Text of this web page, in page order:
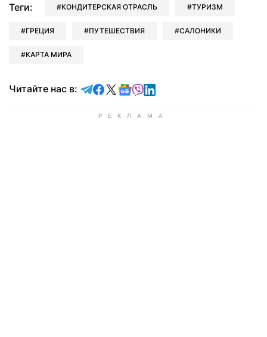
Теги: КОНДИТЕРСКАЯ ОТРАСЛЬ ТУРИЗМ
ГРЕЦИЯ ПУТЕШЕСТВИЯ САЛОНИКИ
КАРТА МИРА
Читайте нас в: Читайте в Telegram
Читайте в Facebook
Читайте в X
Читайте в Google news
Читайте в Viber
Читайте в LinkedIn